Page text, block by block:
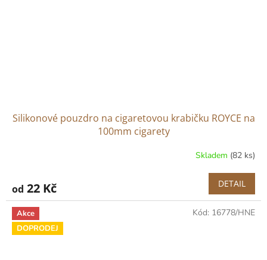
Silikonové pouzdro na cigaretovou krabičku ROYCE na
100mm cigarety
Skladem (82 ks)
od 22 Kč DETAIL
Akce
DOPRODEJ
Kód: 16778/HNE